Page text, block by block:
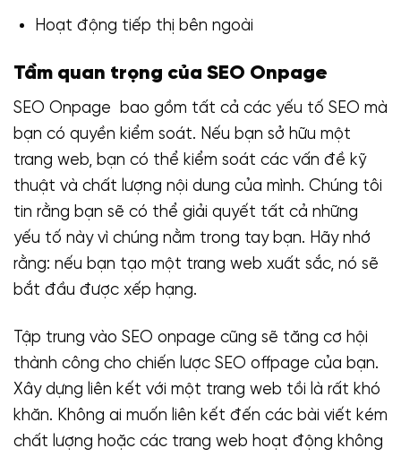
Hoạt động tiếp thị bên ngoài
Tầm quan trọng của SEO Onpage
SEO Onpage bao gồm tất cả các yếu tố SEO mà
bạn có quyền kiểm soát. Nếu bạn sở hữu một
trang web, bạn có thể kiểm soát các vấn đề kỹ
thuật và chất lượng nội dung của mình. Chúng tôi
tin rằng bạn sẽ có thể giải quyết tất cả những
yếu tố này vì chúng nằm trong tay bạn. Hãy nhớ
rằng: nếu bạn tạo một trang web xuất sắc, nó sẽ
bắt đầu được xếp hạng.
Tập trung vào SEO onpage cũng sẽ tăng cơ hội
thành công cho chiến lược SEO offpage của bạn.
Xây dựng liên kết với một trang web tồi là rất khó
khăn. Không ai muốn liên kết đến các bài viết kém
chất lượng hoặc các trang web hoạt động không